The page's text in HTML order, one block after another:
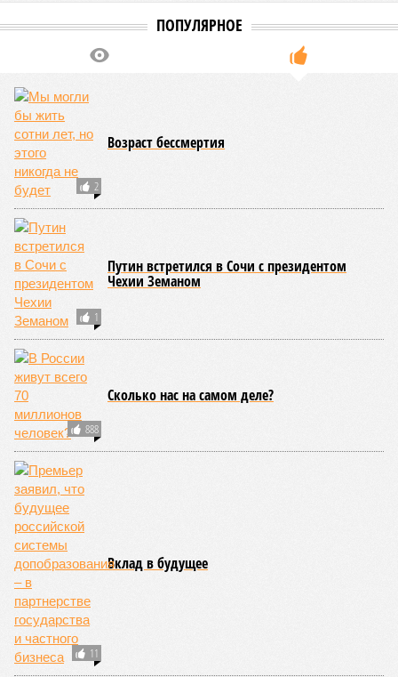
ПОПУЛЯРНОЕ
2
Возраст бессмертия
1
Путин встретился в Сочи с президентом
Чехии Земаном
888
Сколько нас на самом деле?
11
Вклад в будущее